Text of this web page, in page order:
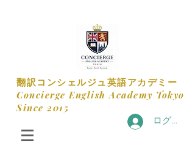
​翻訳コンシェルジュ英語アカデミー
​Concierge English Academy Tokyo
​Since 2015
ログイン